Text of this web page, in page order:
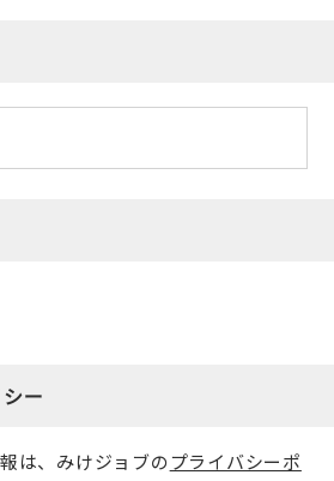
ー
は、みけジョブのプライバシーポ